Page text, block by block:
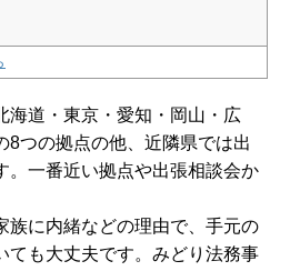
海道・東京・愛知・岡山・広
8つの拠点の他、近隣県では出
。一番近い拠点や出張相談会か
族に内緒などの理由で、手元の
ても大丈夫です。みどり法務事